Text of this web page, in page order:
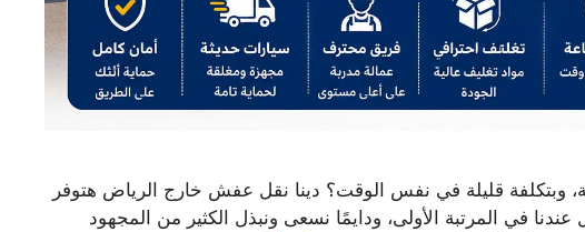
وبتكلفة قليلة في نفس الوقت؟ دينا نقل عفش خارج الرياض هتوفر
في المرتبة الأولى، ودايمًا نسعى ونبذل الكثير من المجهود